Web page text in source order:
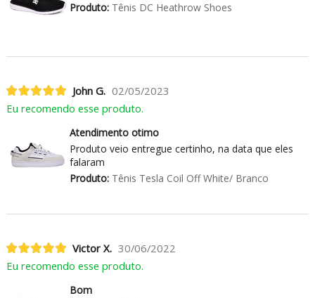
Produto:Tênis DC Heathrow Shoes
John G. 02/05/2023
Eu recomendo esse produto.
Atendimento otimo
Produto veio entregue certinho, na data que eles
falaram
Produto:Tênis Tesla Coil Off White/ Branco
Victor X. 30/06/2022
Eu recomendo esse produto.
Bom